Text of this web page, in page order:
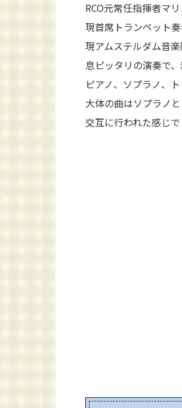
RCO元常任指揮者マ
現首席トランペット
現アムステルダム音
息ピッタリの演奏で、
ピアノ、ソプラノ、
大体の曲はソプラノ
交互に行われた感じ